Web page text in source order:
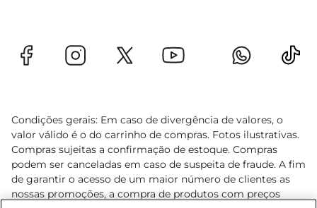
Condições gerais: Em caso de divergência de valores, o
valor válido é o do carrinho de compras. Fotos ilustrativas.
Compras sujeitas a confirmação de estoque. Compras
podem ser canceladas em caso de suspeita de fraude. A fim
de garantir o acesso de um maior número de clientes as
nossas promoções, a compra de produtos com preços